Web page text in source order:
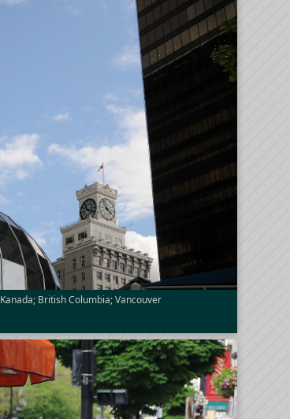
Kanada; British Columbia; Vancouver